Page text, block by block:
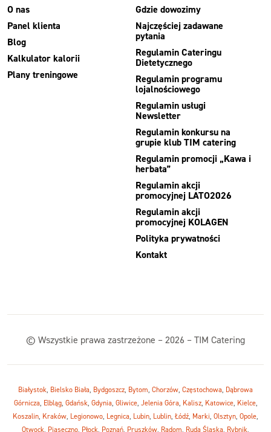
O nas
Panel klienta
Blog
Kalkulator kalorii
Plany treningowe
Gdzie dowozimy
Najczęściej zadawane
pytania
Regulamin Cateringu
Dietetycznego
Regulamin programu
lojalnościowego
Regulamin usługi
Newsletter
Regulamin konkursu na
grupie klub TIM catering
Regulamin promocji „Kawa i
herbata”
Regulamin akcji
promocyjnej LATO2026
Regulamin akcji
promocyjnej KOLAGEN
Polityka prywatności
Kontakt
© Wszystkie prawa zastrzeżone – 2026 – TIM Catering
Białystok, Bielsko Biała, Bydgoszcz, Bytom, Chorzów, Częstochowa, Dąbrowa
Górnicza, Elbląg, Gdańsk, Gdynia, Gliwice, Jelenia Góra, Kalisz, Katowice, Kielce,
Koszalin, Kraków, Legionowo, Legnica, Lubin, Lublin, Łódź, Marki, Olsztyn, Opole,
Otwock, Piaseczno, Płock, Poznań, Pruszków, Radom, Ruda Śląska, Rybnik,